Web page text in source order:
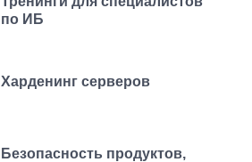
по ИБ
Харденинг серверов
Безопасность продуктов,